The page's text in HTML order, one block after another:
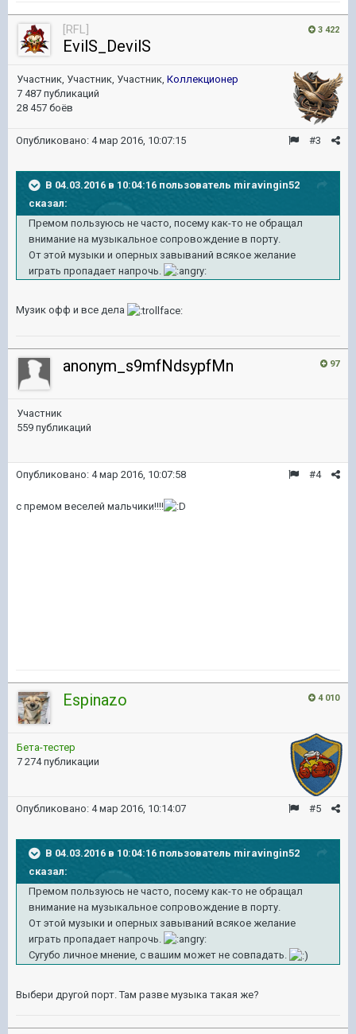
3 422
[RFL]
EvilS_DevilS
Участник, Участник, Участник, Коллекционер
7 487 публикаций
28 457 боёв
#3
Опубликовано: 4 мар 2016, 10:07:15
В 04.03.2016 в 10:04:16 пользователь miravingin52
сказал:
Премом пользуюсь не часто, посему как-то не обращал
внимание на музыкальное сопровождение в порту.
От этой музыки и оперных завываний всякое желание
играть пропадает напрочь.
Музик офф и все дела
97
anonym_s9mfNdsypfMn
Участник
559 публикаций
#4
Опубликовано: 4 мар 2016, 10:07:58
с премом веселей мальчики!!!!
4 010
Espinazo
Бета-тестер
7 274 публикации
#5
Опубликовано: 4 мар 2016, 10:14:07
В 04.03.2016 в 10:04:16 пользователь miravingin52
сказал:
Премом пользуюсь не часто, посему как-то не обращал
внимание на музыкальное сопровождение в порту.
От этой музыки и оперных завываний всякое желание
играть пропадает напрочь.
Сугубо личное мнение, с вашим может не совпадать.
Выбери другой порт. Там разве музыка такая же?